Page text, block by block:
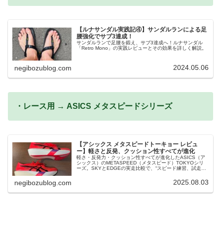
【ルナサンダル実践記④】サンダルランによる足
腰強化でサブ3達成！
サンダルランで足腰を鍛え、サブ3達成へ！ルナサンダル
「Retro Mono」の実践レビューとその効果を詳しく解説。
negibozublog.com 2024.05.06
・レース用 → ASICS メタスピードシリーズ
【アシックス メタスピードトーキョー レビュ
ー】軽さと反発、クッション性すべてが進化
軽さ・反発力・クッション性すべてが進化したASICS（ア
シックス）のMETASPEED（メタスピード）TOKYOシリ
ーズ。SKYとEDGEの実走比較で、“スピード練習、試走、
negibozublog.com 2025.08.03